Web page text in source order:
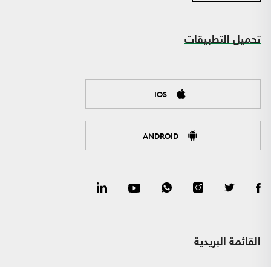
تحميل التطبيقات
IOS
ANDROID
القائمة البريدية